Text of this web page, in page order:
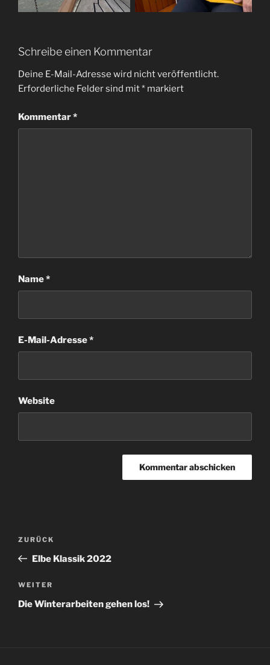
Schreibe einen Kommentar
Deine E-Mail-Adresse wird nicht veröffentlicht.
Erforderliche Felder sind mit* markiert
Kommentar*
Name*
E-Mail-Adresse*
Website
Beitragsnavigation
Vorheriger
Beitrag
ZURÜCK
Elbe Klassik 2022
Nächster
Beitrag
WEITER
Die Winterarbeiten gehen los!